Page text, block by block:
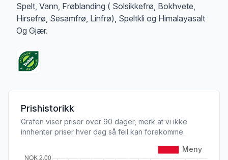
Spelt, Vann, Frøblanding ( Solsikkefrø, Bokhvete,
Hirsefrø, Sesamfrø, Linfrø), Speltkli og Himalayasalt
Og Gjær.
Prishistorikk
Grafen viser priser over 90 dager, merk at vi ikke
innhenter priser hver dag så feil kan forekomme.